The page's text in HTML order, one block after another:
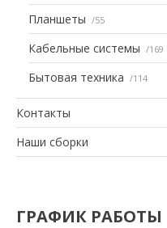
Планшеты 55
Кабельные системы 169
Бытовая техника 114
Контакты
Наши сборки
ГРАФИК РАБОТЫ